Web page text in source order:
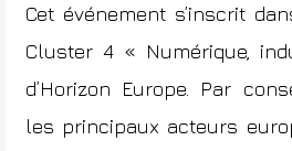
Cet événement s’inscrit
Cluster 4 « Numérique,
d’Horizon Europe. Par
les principaux acteurs